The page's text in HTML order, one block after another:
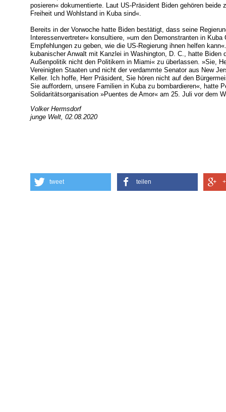
posieren« dokumentierte. Laut US-Präsident Biden gehören
Freiheit und Wohlstand in Kuba sind«.
Bereits in der Vorwoche hatte Biden bestätigt, dass seine
Interessenvertreter« konsultiere, »um den Demonstranten in
Empfehlungen zu geben, wie die US-Regierung ihnen helfen
kubanischer Anwalt mit Kanzlei in Washington, D. C., hatte Biden
Außenpolitik nicht den Politikern in Miami« zu überlassen. »Sie,
Vereinigten Staaten und nicht der verdammte Senator aus New
Keller. Ich hoffe, Herr Präsident, Sie hören nicht auf den
Sie auffordern, unsere Familien in Kuba zu bombardieren«, hatte
Solidaritätsorganisation »Puentes de Amor« am 25. Juli vor dem
Volker Hermsdorf
junge Welt, 02.08.2020
tweet teilen